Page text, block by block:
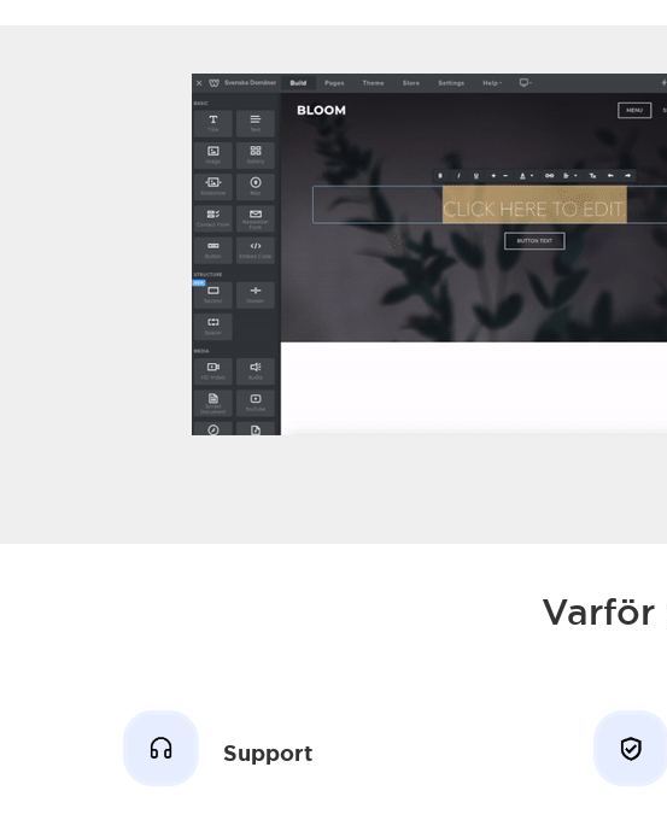
Varför
Support